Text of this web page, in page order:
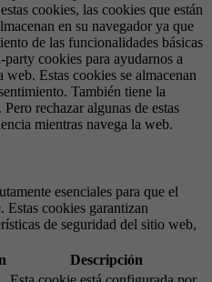
cookies, las cookies que están
en su navegador ya que
de las funcionalidades básicas
cookies para ayudarnos a
Estas cookies se almacenan
También tiene la
rechazar algunas de estas
mientras navega la web.
esenciales para que el
cookies garantizan
de seguridad del sitio web,
Descripción